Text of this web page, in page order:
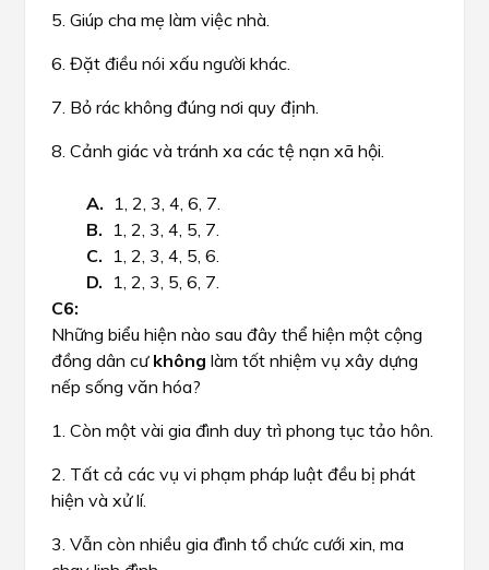
5. Giúp cha mẹ làm việc nhà.
6. Đặt điều nói xấu người khác.
7. Bỏ rác không đúng nơi quy định.
8. Cảnh giác và tránh xa các tệ nạn xã hội.
1, 2, 3, 4, 6, 7.
1, 2, 3, 4, 5, 7.
1, 2, 3, 4, 5, 6.
1, 2, 3, 5, 6, 7.
Những biểu hiện nào sau đây thể hiện một cộng
đồng dân cư không làm tốt nhiệm vụ xây dựng
nếp sống văn hóa?
1. Còn một vài gia đình duy trì phong tục tảo hôn.
2. Tất cả các vụ vi phạm pháp luật đều bị phát
hiện và xử lí.
3. Vẫn còn nhiều gia đình tổ chức cưới xin, ma